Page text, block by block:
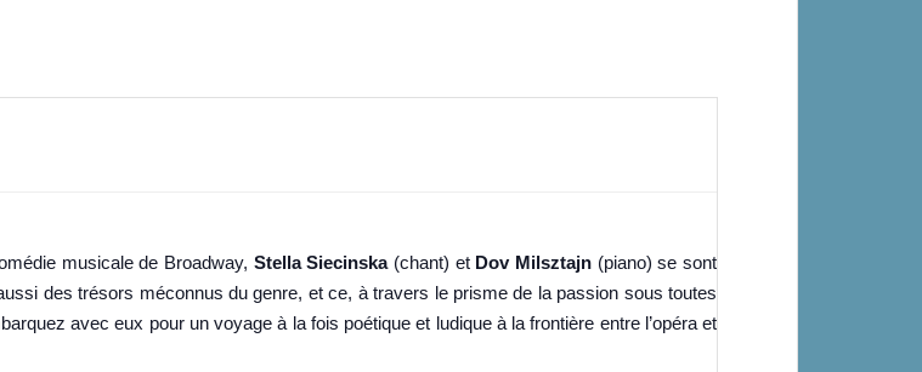
musicale de Broadway, Stella Siecinska(chant) et Dov Milsztajn(piano) se sont
des trésors méconnus du genre, et ce, à travers le prisme de la passion sous toutes
avec eux pour un voyage à la fois poétique et ludique à la frontière entre l’opéra et